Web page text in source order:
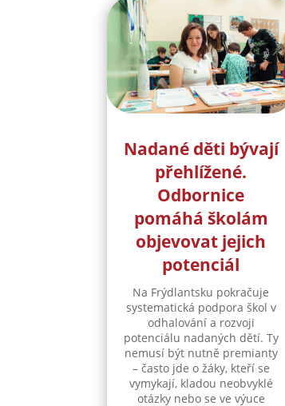
Nadané děti bývají
přehlížené.
Odbornice
pomáhá školám
objevovat jejich
potenciál
Na Frýdlantsku pokračuje
systematická podpora škol v
odhalování a rozvoji
potenciálu nadaných dětí. Ty
nemusí být nutně premianty
– často jde o žáky, kteří se
vymykají, kladou neobvyklé
otázky nebo se ve výuce